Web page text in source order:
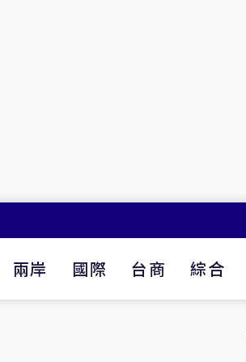
兩岸 國際 台商 綜合